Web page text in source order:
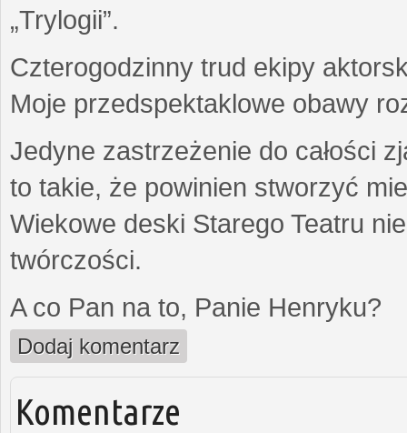
„Trylogii”.
Czterogodzinny trud ekipy
Moje przedspektaklowe obawy
Jedyne zastrzeżenie do całości
to takie, że powinien stworzyć
Wiekowe deski Starego Teatru
twórczości.
A co Pan na to, Panie Henryku?
Dodaj komentarz
Komentarze